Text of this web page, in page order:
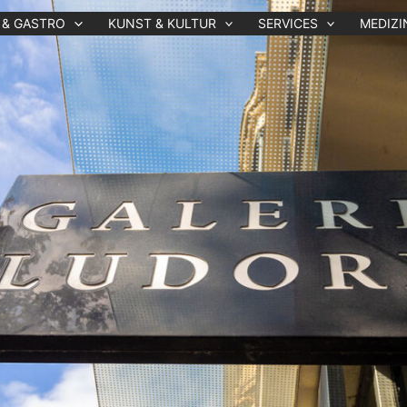
GASTRO KUNST & KULTUR SERVICES